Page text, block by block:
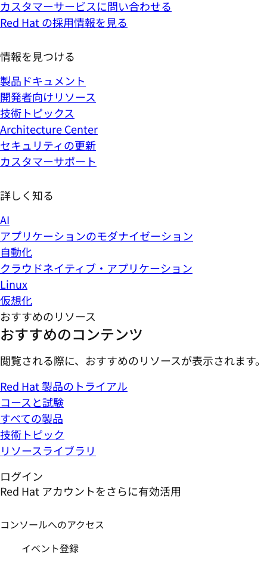
カスタマーサービスに問い合わせる
Red Hat の採用情報を見る
情報を見つける
製品ドキュメント
開発者向けリソース
技術トピックス
Architecture Center
セキュリティの更新
カスタマーサポート
詳しく知る
AI
アプリケーションのモダナイゼーション
自動化
クラウドネイティブ・アプリケーション
Linux
仮想化
おすすめのリソース
おすすめのコンテンツ
閲覧される際に、おすすめのリソースが表示されます。
Red Hat 製品のトライアル
コースと試験
すべての製品
技術トピック
リソースライブラリ
ログイン
Red Hat アカウントをさらに有効活用
コンソールへのアクセス
イベント登録